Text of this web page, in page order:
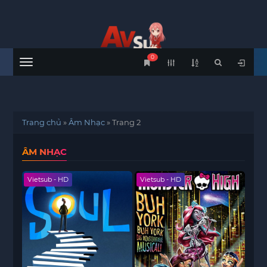
Menu
0
Trang chủ »Âm Nhạc»Trang 2
ÂM NHẠC
Vietsub - HD Vietsub - HD